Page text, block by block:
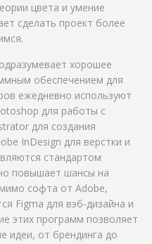
цвета и умение
сделать проект более
хорошее
обеспечением для
ежедневно используют
для работы с
для создания
InDesign для верстки и
стандартом
повышает шансы на
софта от Adobe,
Figma для вэб-дизайна и
этих программ позволяет
идеи, от брендинга до